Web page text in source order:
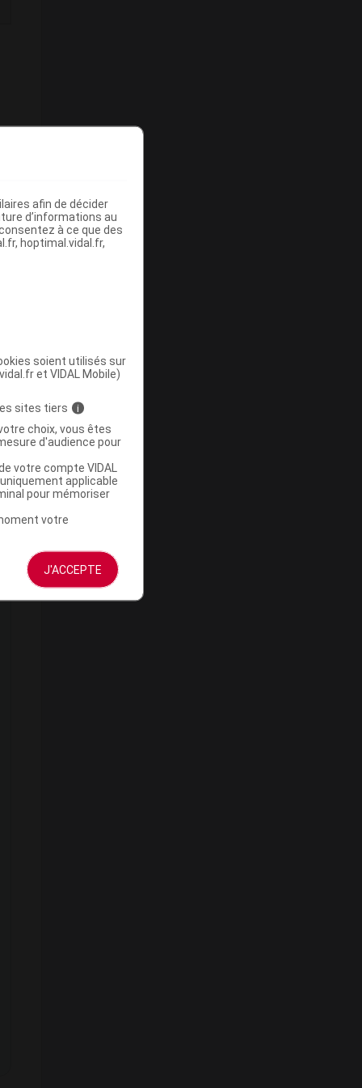
afin de décider
d’informations au
à ce que des
hoptimal.vidal.fr,
soient utilisés sur
et VIDAL Mobile)
sites tiers i
choix, vous êtes
d'audience pour
votre compte VIDAL
applicable
pour mémoriser
votre
J'ACCEPTE